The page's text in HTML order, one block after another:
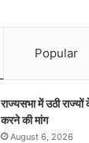
Popular
राज्यसभा में उठी
करने की मांग
August 6, 2026